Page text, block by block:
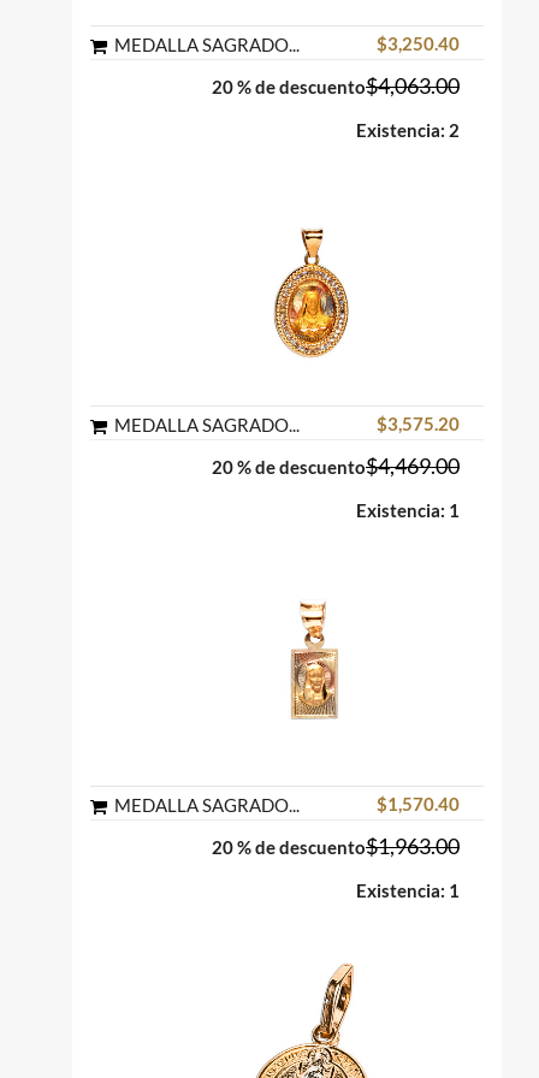
MEDALLA SAGRADO CORAZON GOTA CIRCONIA ENGARCE DE RIEL ORO FLORENTINO 10K MEX
$3,250.40
20 % de descuento$4,063.00
Existencia: 2
MEDALLA SAGRADO CORAZON OVAL CIRCONIA ENGARCE DE RIEL ORO FLORENTINO 10K MEX
$3,575.20
20 % de descuento$4,469.00
Existencia: 1
MEDALLA SAGRADO CORAZON RECTANGULAR ORO FLORENTINO 10K MEX
$1,570.40
20 % de descuento$1,963.00
Existencia: 1